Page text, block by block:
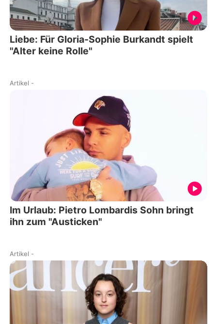
Liebe: Für Gloria-Sophie Burkandt spielt
"Alter keine Rolle"
Artikel -
Im Urlaub: Pietro Lombardis Sohn bringt
ihn zum "Austicken"
Artikel -